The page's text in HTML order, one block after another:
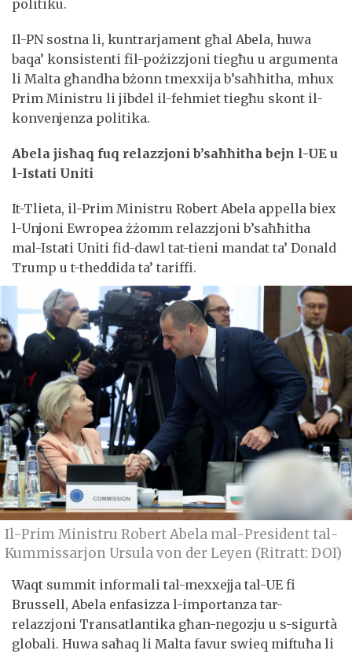
politiku.
Il-PN sostna li, kuntrarjament għal Abela, huwa
baqa’ konsistenti fil-pożizzjoni tiegħu u argumenta
li Malta għandha bżonn tmexxija b’saħħitha, mhux
Prim Ministru li jibdel il-fehmiet tiegħu skont il-
konvenjenza politika.
Abela jisħaq fuq relazzjoni b’saħħitha bejn l-UE u
l-Istati Uniti
It-Tlieta, il-Prim Ministru Robert Abela appella biex
l-Unjoni Ewropea żżomm relazzjoni b’saħħitha
mal-Istati Uniti fid-dawl tat-tieni mandat ta’ Donald
Trump u t-theddida ta’ tariffi.
Il-Prim Ministru Robert Abela mal-President tal-
Kummissarjon Ursula von der Leyen (Ritratt: DOI)
Waqt summit informali tal-mexxejja tal-UE fi
Brussell, Abela enfasizza l-importanza tar-
relazzjoni Transatlantika għan-negozju u s-sigurtà
globali. Huwa saħaq li Malta favur swieq miftuħa li